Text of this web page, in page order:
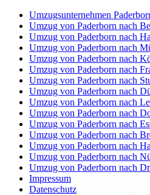
Umzugsunternehmen
Umzug von Paderborn nach
Umzug von Paderborn nach
Umzug von Paderborn nach
Umzug von Paderborn nach
Umzug von Paderborn nach
Umzug von Paderborn nach
Umzug von Paderborn nach
Umzug von Paderborn nach
Umzug von Paderborn nach
Umzug von Paderborn nach
Umzug von Paderborn nach
Umzug von Paderborn nach
Umzug von Paderborn nach
Umzug von Paderborn nach
Impressum
Datenschutz